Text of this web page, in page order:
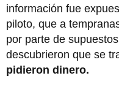
información fue
piloto, que a
por parte de
descubrieron que se
pidieron dinero.